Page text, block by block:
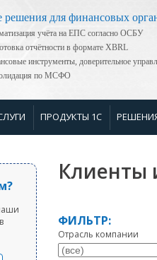
для финансовых
учёта на ЕПС согласно ОСБУ
отчётности в формате XBRL
инструменты, доверительное
по МСФО
ПРОДУКТЫ 1С
Клиенты
ФИЛЬТР:
Отрасль компании